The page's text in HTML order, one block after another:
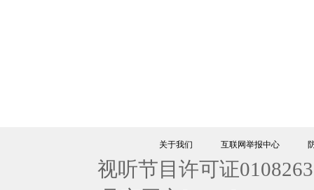
关于我们 互联网举报中心
视听节目许可证0108263